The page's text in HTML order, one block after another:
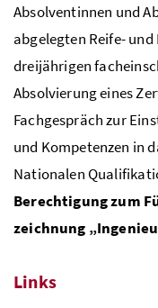
Absolventinnen und
abgelegten Reife-
dreijährigen
Absolvierung eines
Fachgespräch zur
und Kompetenzen in
Nationalen
Berechtigung zum
zeichnung
Links